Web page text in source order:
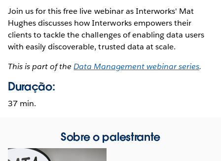
Join us for this free live webinar as Interworks' Mat
Hughes discusses how Interworks empowers their
clients to tackle the challenges of enabling data users
with easily discoverable, trusted data at scale.
This is part of theData Management webinar series.
Duração:
37 min.
Sobre o palestrante